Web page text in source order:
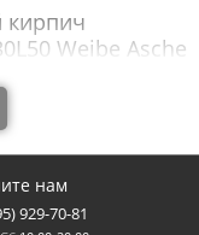
Weibe Asche
и
Armschwung
- новый с
кирпич
толщиной 50 мм
низкими
нам
929-70-81